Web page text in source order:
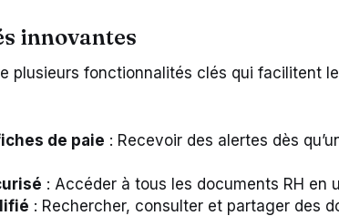
innovantes
plusieurs fonctionnalités clés qui facilitent
de paie : Recevoir des alertes dès
: Accéder à tous les documents RH en
: Rechercher, consulter et partager des